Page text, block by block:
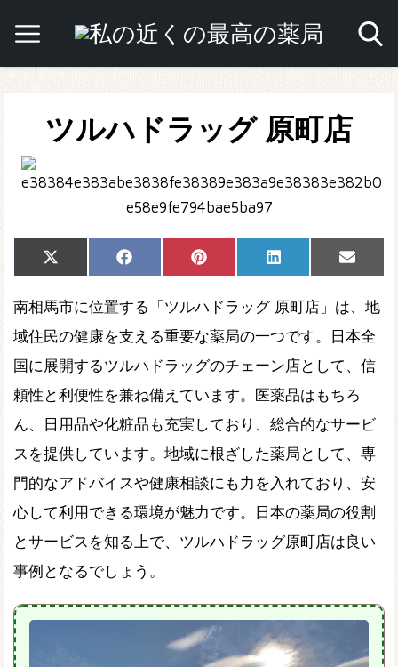
ツルハドラッグ 原町店
Share
on
X
(Twitter)
Share
on
Facebook Share
on
Pinterest Share
on
LinkedIn
Share
on
Email
南相馬市に位置する「ツルハドラッグ 原町店」は、地
域住民の健康を支える重要な薬局の一つです。日本全
国に展開するツルハドラッグのチェーン店として、信
頼性と利便性を兼ね備えています。医薬品はもちろ
ん、日用品や化粧品も充実しており、総合的なサービ
スを提供しています。地域に根ざした薬局として、専
門的なアドバイスや健康相談にも力を入れており、安
心して利用できる環境が魅力です。日本の薬局の役割
とサービスを知る上で、ツルハドラッグ原町店は良い
事例となるでしょう。